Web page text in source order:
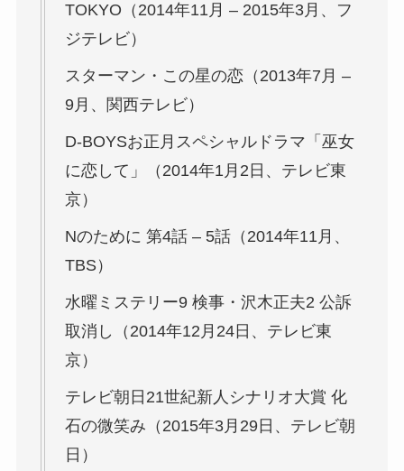
TOKYO（2014年11月 – 2015年3月、フ
ジテレビ）
スターマン・この星の恋（2013年7月 –
9月、関西テレビ）
D-BOYSお正月スペシャルドラマ「巫女
に恋して」（2014年1月2日、テレビ東
京）
Nのために 第4話 – 5話（2014年11月、
TBS）
水曜ミステリー9 検事・沢木正夫2 公訴
取消し（2014年12月24日、テレビ東
京）
テレビ朝日21世紀新人シナリオ大賞 化
石の微笑み（2015年3月29日、テレビ朝
日）